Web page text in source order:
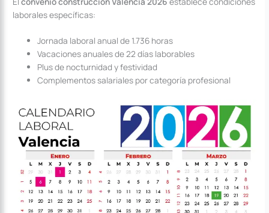
laborales específicas:
Jornada laboral anual de 1.736 horas
Vacaciones anuales de 22 días laborables
Plus de nocturnidad y festividad
Complementos salariales por categoría profesional